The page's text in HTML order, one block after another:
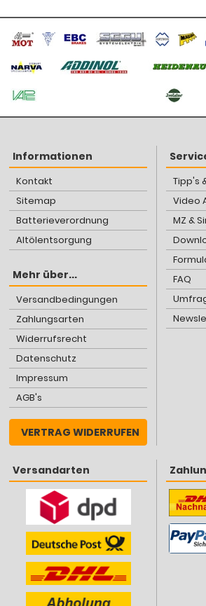
Informationen
Kontakt
Sitemap
Batterieverordnung
Altölentsorgung
Mehr über...
Versandbedingungen
Zahlungsarten
Widerrufsrecht
Datenschutz
Impressum
AGB's
VERTRAG WIDERRUFEN
Tipp's
Video
MZ &
FAQ
Versandarten